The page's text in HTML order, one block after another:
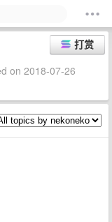
打赏
on 2018-07-26